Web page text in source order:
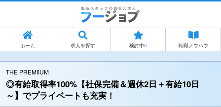
ホーム 求人を探す 検討中0 転職ノウハウ
THE PREMIIUM
◎有給取得率100%【社保完備＆週休2日＋有給10日
～】でプライベートも充実！